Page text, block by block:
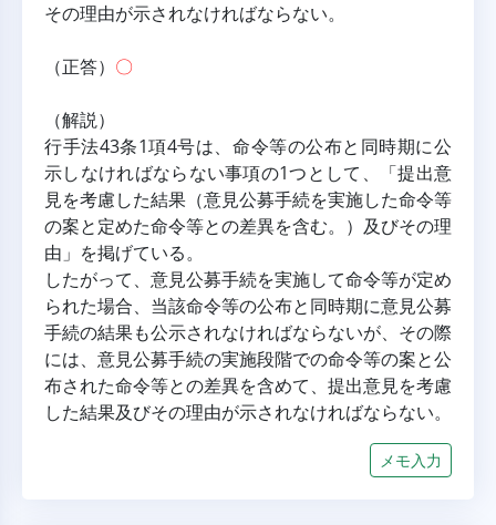
その理由が示されなければならない。
（正答） 〇
（解説）
行手法43条1項4号は、命令等の公布と同時期に公
示しなければならない事項の1つとして、「提出意
見を考慮した結果（意見公募手続を実施した命令等
の案と定めた命令等との差異を含む。）及びその理
由」を掲げている。
したがって、意見公募手続を実施して命令等が定め
られた場合、当該命令等の公布と同時期に意見公募
手続の結果も公示されなければならないが、その際
には、意見公募手続の実施段階での命令等の案と公
布された命令等との差異を含めて、提出意見を考慮
した結果及びその理由が示されなければならない。
メモ入力